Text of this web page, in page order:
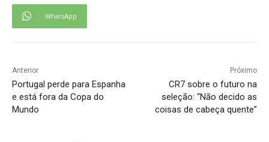
WhatsApp
Anterior
Portugal perde para Espanha
e está fora da Copa do
Mundo
Próximo
CR7 sobre o futuro na
seleção: “Não decido as
coisas de cabeça quente”